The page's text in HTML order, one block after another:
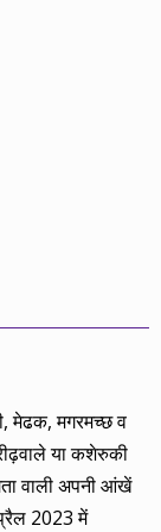
मेढक, मगरमच्छ व
या कशेरुकी
वाली अपनी आंखें
2023 में